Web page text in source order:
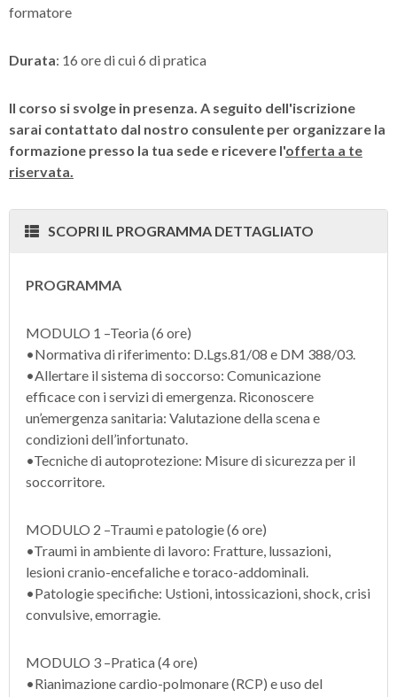
formatore
Durata: 16 ore di cui 6 di pratica
Il corso si svolge in presenza. A seguito dell'iscrizione
sarai contattato dal nostro consulente per organizzare la
formazione presso la tua sede e ricevere l'offerta a te
riservata.
SCOPRI IL PROGRAMMA DETTAGLIATO
PROGRAMMA
MODULO 1 –Teoria (6 ore)
•Normativa di riferimento: D.Lgs.81/08 e DM 388/03.
•Allertare il sistema di soccorso: Comunicazione
efficace con i servizi di emergenza. Riconoscere
un’emergenza sanitaria: Valutazione della scena e
condizioni dell’infortunato.
•Tecniche di autoprotezione: Misure di sicurezza per il
soccorritore.
MODULO 2 –Traumi e patologie (6 ore)
•Traumi in ambiente di lavoro: Fratture, lussazioni,
lesioni cranio-encefaliche e toraco-addominali.
•Patologie specifiche: Ustioni, intossicazioni, shock, crisi
convulsive, emorragie.
MODULO 3 –Pratica (4 ore)
•Rianimazione cardio-polmonare (RCP) e uso del